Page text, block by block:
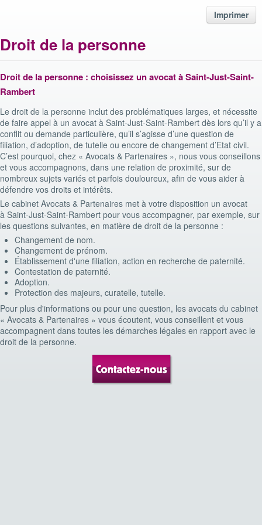
Imprimer
Droit de la personne
Droit de la personne : choisissez un avocat à Saint-Just-Saint-
Rambert
Le droit de la personne inclut des problématiques larges, et nécessite
de faire appel à un avocat à Saint-Just-Saint-Rambert dès lors qu’il y a
conflit ou demande particulière, qu’il s’agisse d’une question de
filiation, d’adoption, de tutelle ou encore de changement d’Etat civil.
C’est pourquoi, chez « Avocats & Partenaires », nous vous conseillons
et vous accompagnons, dans une relation de proximité, sur de
nombreux sujets variés et parfois douloureux, afin de vous aider à
défendre vos droits et intérêts.
Le cabinet Avocats & Partenaires met à votre disposition un avocat
à Saint-Just-Saint-Rambert pour vous accompagner, par exemple, sur
les questions suivantes, en matière de droit de la personne :
Changement de nom.
Changement de prénom.
Établissement d'une filiation, action en recherche de paternité.
Contestation de paternité.
Adoption.
Protection des majeurs, curatelle, tutelle.
Pour plus d'informations ou pour une question, les avocats du cabinet
« Avocats & Partenaires » vous écoutent, vous conseillent et vous
accompagnent dans toutes les démarches légales en rapport avec le
droit de la personne.